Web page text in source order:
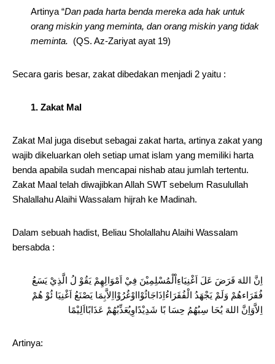
Artinya “Dan pada harta benda mereka ada hak untuk
orang miskin yang meminta, dan orang miskin yang tidak
meminta. (QS. Az-Zariyat ayat 19)
Secara garis besar, zakat dibedakan menjadi 2 yaitu :
1. Zakat Mal
Zakat Mal juga disebut sebagai zakat harta, artinya zakat yang
wajib dikeluarkan oleh setiap umat islam yang memiliki harta
benda apabila sudah mencapai nishab atau jumlah tertentu.
Zakat Maal telah diwajibkan Allah SWT sebelum Rasulullah
Shalallahu Alaihi Wassalam hijrah ke Madinah.
Dalam sebuah hadist, Beliau Sholallahu Alaihi Wassalam
bersabda :
اِنَّ اللهَ فَرَضَ عَلَ اَغْنِيَاءِاْلْمُسْلِمِيْنَ فِيْ اَمْوَالِهِمْ يَقُوْ لُ الَّذِيْ يَسَعُ
فُقَرَاءهُمْ وَلَمْ يَجْهَدُ الْفُقَرَاءُاِذَاجَائُوْااوْغُرُوْااِلاَّبِمَا يَصْنَعُ اَغْنِيَا ئُوْ هُمْ
اِلاَّوَاِنَّ اللهَ يُحَا سِبُهُمُ حِسَا بًا شَدِيْدًاوِيُعَذِّبُهُمْ عَذَابًااَلِيْمًا
Artinya: